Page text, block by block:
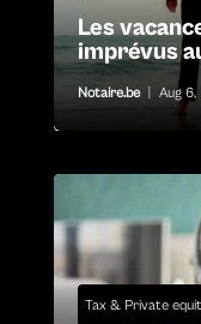
Les
imprévus
Notaire.be Aug
Tax & Private